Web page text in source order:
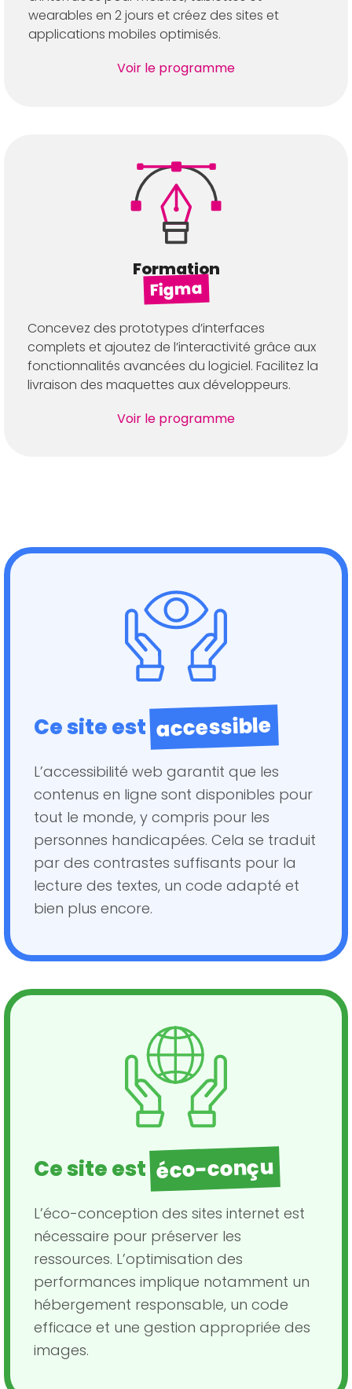
wearables en 2 jours et créez des sites et
applications mobiles optimisés.
Voir le programme
Formation
Figma
Concevez des prototypes d’interfaces
complets et ajoutez de l’interactivité grâce aux
fonctionnalités avancées du logiciel. Facilitez la
livraison des maquettes aux développeurs.
Voir le programme
Ce site est accessible
L’accessibilité web garantit que les
contenus en ligne sont disponibles pour
tout le monde, y compris pour les
personnes handicapées. Cela se traduit
par des contrastes suffisants pour la
lecture des textes, un code adapté et
bien plus encore.
Ce site est éco-conçu
L’éco-conception des sites internet est
nécessaire pour préserver les
ressources. L’optimisation des
performances implique notamment un
hébergement responsable, un code
efficace et une gestion appropriée des
images.